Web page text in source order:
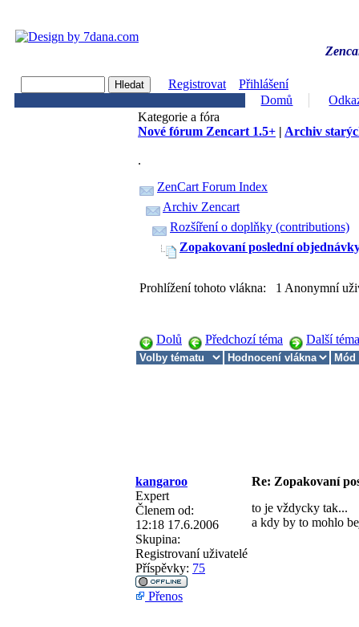
Registrovat
Přihlášení
Domů
Kategorie a fóra
Nové fórum Zencart 1.5+ | Archiv
.
ZenCart Forum Index
Archiv Zencart
Rozšíření o doplňky (contributions)
Zopakovaní poslední
Prohlížení tohoto vlákna: 1 Anonymní
Dolů Předchozí téma Další téma
kangaroo
Re: Zopakovaní
Expert
Členem od:
12:18 17.6.2006
Skupina:
Registrovaní uživatelé
Příspěvky: 75
to je vždycky tak...
a kdy by to mohlo
Přenos